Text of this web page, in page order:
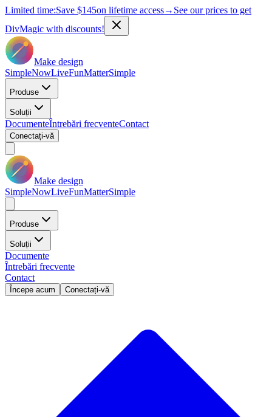
Limited time:Save $145on lifetime access→ See our prices to get
DivMagic with discounts!
Make design
SimpleNowLiveFunMatterSimple
Produse
Soluții
DocumenteÎntrebări frecventeContact
Conectați-vă
Make design
SimpleNowLiveFunMatterSimple
Produse
Soluții
Documente
Întrebări frecvente
Contact
Începe acum Conectați-vă